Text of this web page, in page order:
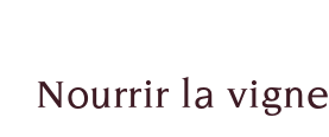
Nourrir la vigne